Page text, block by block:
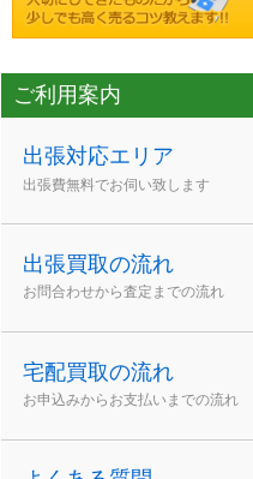
ご利用案内
出張対応エリア
出張費無料でお伺い致します
出張買取の流れ
お問合わせから査定までの流れ
宅配買取の流れ
お申込みからお支払いまでの流れ